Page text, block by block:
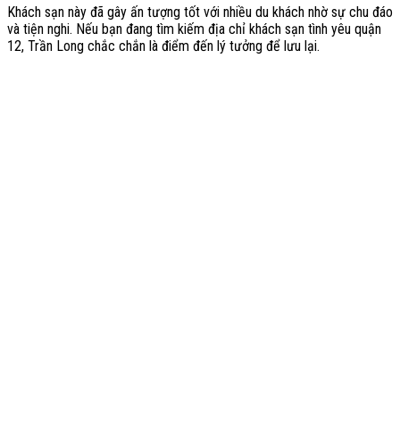
Khách sạn này đã gây ấn tượng tốt với nhiều du khách nhờ sự chu đáo
và tiện nghi. Nếu bạn đang tìm kiếm địa chỉ khách sạn tình yêu quận
12, Trần Long chắc chắn là điểm đến lý tưởng để lưu lại.